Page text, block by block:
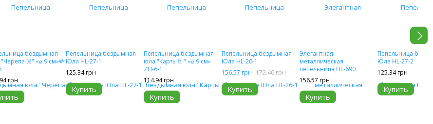
бездымная
☠️" «⌀ 9 см»💸
грн
Пепельница бездымная
Юла HL-27-1
125.34 грн
Купить
Пепельница бездымная
юла "Карты 🃏 " «⌀ 9 см»
ZH-6-1
114.94 грн
Купить
Пепельница бездымная
Юла HL-26-1
156.57 грн 172.40 грн
Купить
Элегантная
металлическая
пепельница HL-690
156.57 грн
Купить
Пепельница
Юла HL-27-2
125.34 грн
Купить